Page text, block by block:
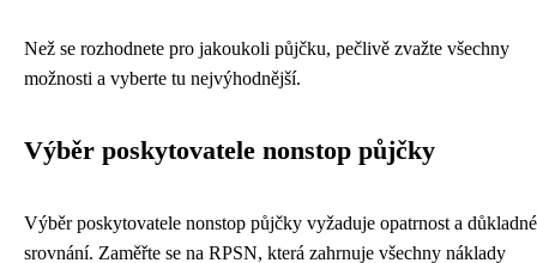
Než se rozhodnete pro jakoukoli půjčku, pečlivě zvažte všechny
možnosti a vyberte tu nejvýhodnější.
Výběr poskytovatele nonstop půjčky
Výběr poskytovatele nonstop půjčky vyžaduje opatrnost a důkladné
srovnání. Zaměřte se na RPSN, která zahrnuje všechny náklady